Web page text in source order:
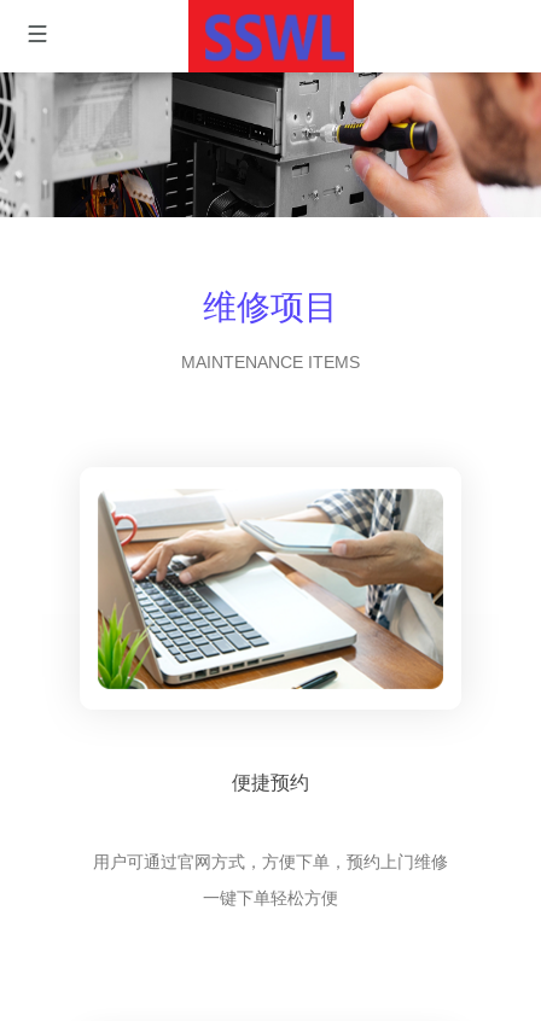
维修项目
MAINTENANCE ITEMS
便捷预约
用户可通过官网方式，方便下单，预约上门维修
一键下单轻松方便